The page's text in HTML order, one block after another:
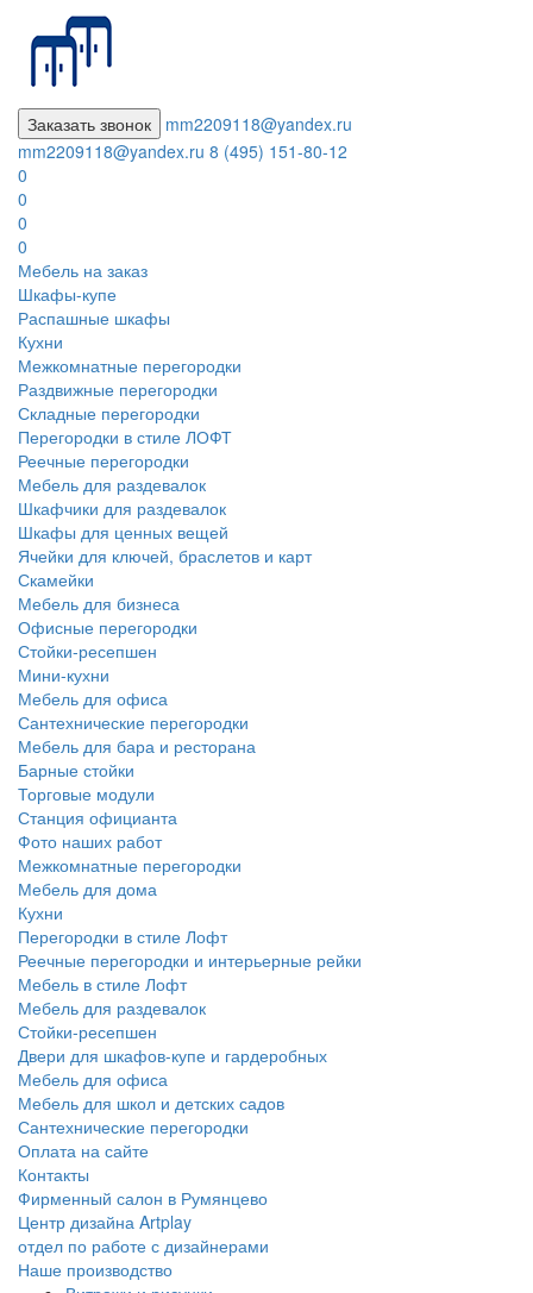
Заказать звонок
mm2209118@yandex.ru
mm2209118@yandex.ru 8 (495) 151-80-12
0
0
0
0
Мебель на заказ
Шкафы-купе
Распашные шкафы
Кухни
Межкомнатные перегородки
Раздвижные перегородки
Складные перегородки
Перегородки в стиле ЛОФТ
Реечные перегородки
Мебель для раздевалок
Шкафчики для раздевалок
Шкафы для ценных вещей
Ячейки для ключей, браслетов и карт
Скамейки
Мебель для бизнеса
Офисные перегородки
Стойки-ресепшен
Мини-кухни
Мебель для офиса
Сантехнические перегородки
Мебель для бара и ресторана
Барные стойки
Торговые модули
Станция официанта
Фото наших работ
Межкомнатные перегородки
Мебель для дома
Кухни
Перегородки в стиле Лофт
Реечные перегородки и интерьерные рейки
Мебель в стиле Лофт
Мебель для раздевалок
Стойки-ресепшен
Двери для шкафов-купе и гардеробных
Мебель для офиса
Мебель для школ и детских садов
Сантехнические перегородки
Оплата на сайте
Контакты
Фирменный салон в Румянцево
Центр дизайна Artplay
отдел по работе с дизайнерами
Наше производство